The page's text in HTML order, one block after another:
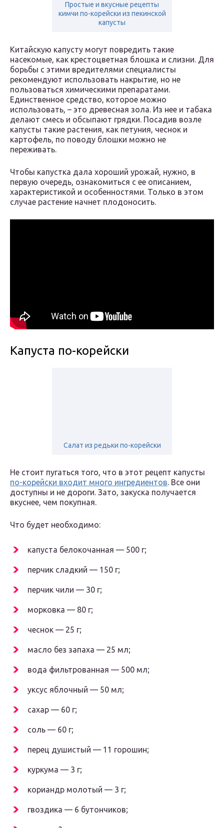
Простые и вкусные рецепты
кимчи по-корейски из пекинской
капусты
Китайскую капусту могут повредить такие
насекомые, как крестоцветная блошка и слизни. Для
борьбы с этими вредителями специалисты
рекомендуют использовать накрытие, но не
пользоваться химическими препаратами.
Единственное средство, которое можно
использовать, – это древесная зола. Из нее и табака
делают смесь и обсыпают грядки. Посадив возле
капусты такие растения, как петуния, чеснок и
картофель, по поводу блошки можно не
переживать.
Чтобы капустка дала хороший урожай, нужно, в
первую очередь, ознакомиться с ее описанием,
характеристикой и особенностями. Только в этом
случае растение начнет плодоносить.
Капуста по-корейски
Салат из редьки по-корейски
Не стоит пугаться того, что в этот рецепт капусты
по-корейски входит много ингредиентов. Все они
доступны и не дороги. Зато, закуска получается
вкуснее, чем покупная.
Что будет необходимо:
капуста белокочанная — 500 г;
перчик сладкий — 150 г;
перчик чили — 30 г;
морковка — 80 г;
чеснок — 25 г;
масло без запаха — 25 мл;
вода фильтрованная — 500 мл;
уксус яблочный — 50 мл;
сахар — 60 г;
соль — 60 г;
перец душистый — 11 горошин;
куркума — 3 г;
кориандр молотый — 3 г;
гвоздика — 6 бутончиков;